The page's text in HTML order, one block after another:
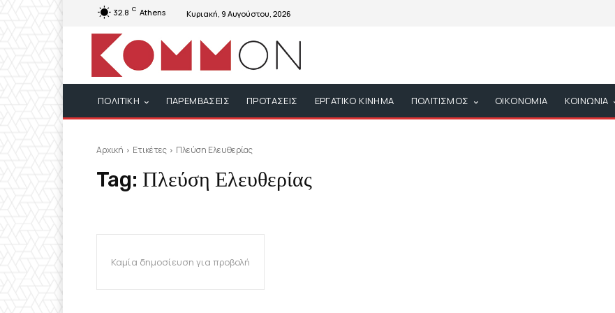
32.8 C Athens Κυριακή, 9 Αυγούστου, 2026
ΠΟΛΙΤΙΚΗ ΠΑΡΕΜΒΑΣΕΙΣ ΠΡΟΤΑΣΕΙΣ ΕΡΓΑΤΙΚΟ ΚΙΝΗΜΑ ΠΟΛΙΤΙΣΜΟΣ ΟΙΚΟΝΟΜΙΑ ΚΟΙΝΩΝΙΑ
Αρχική Ετικέτες Πλεύση Ελευθερίας
Tag: Πλεύση Ελευθερίας
Καμία δημοσίευση για προβολή